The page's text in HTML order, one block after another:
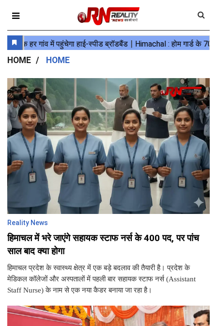
HOME HOME
Reality News
हिमाचल में भरे जाएंगे सहायक स्टाफ नर्स के 400 पद, पर पांच
साल बाद क्या होगा
हिमाचल प्रदेश के स्वास्थ्य क्षेत्र में एक बड़े बदलाव की तैयारी है। प्रदेश के
मेडिकल कॉलेजों और अस्पतालों में पहली बार सहायक स्टाफ नर्स (Assistant
Staff Nurse) के नाम से एक नया कैडर बनाया जा रहा है।